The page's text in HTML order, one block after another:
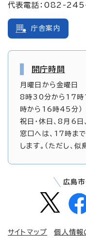
代表電話：082-
庁舎案内
開庁時間
月曜日から金曜日
8時30分から17時
時から16時45分）
祝日・休日、8月6
窓口へは、17時ま
します。（ただし、
広島
サイトマップ 個人情報